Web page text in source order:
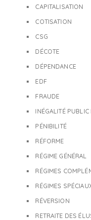
CAPITALISATION
COTISATION
CSG
DÉCOTE
DÉPENDANCE
EDF
FRAUDE
INÉGALITÉ PUBLIC
PÉNIBILITÉ
RÉFORME
RÉGIME GÉNÉRAL
RÉGIMES
RÉGIMES
RÉVERSION
RETRAITE DES